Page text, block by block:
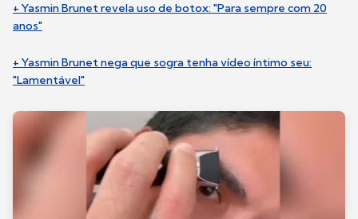
+ Yasmin Brunet revela uso de botox: "Para sempre com 20
anos"
+ Yasmin Brunet nega que sogra tenha vídeo íntimo seu:
"Lamentável"